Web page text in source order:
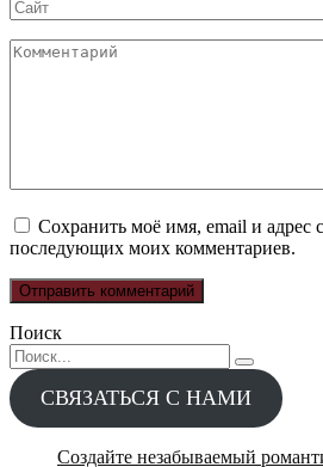
Комментарий
Сохранить моё имя, email и адрес
последующих моих комментариев.
Поиск
Search
for:
СВЯЗАТЬСЯ С НАМИ
Создайте незабываемый